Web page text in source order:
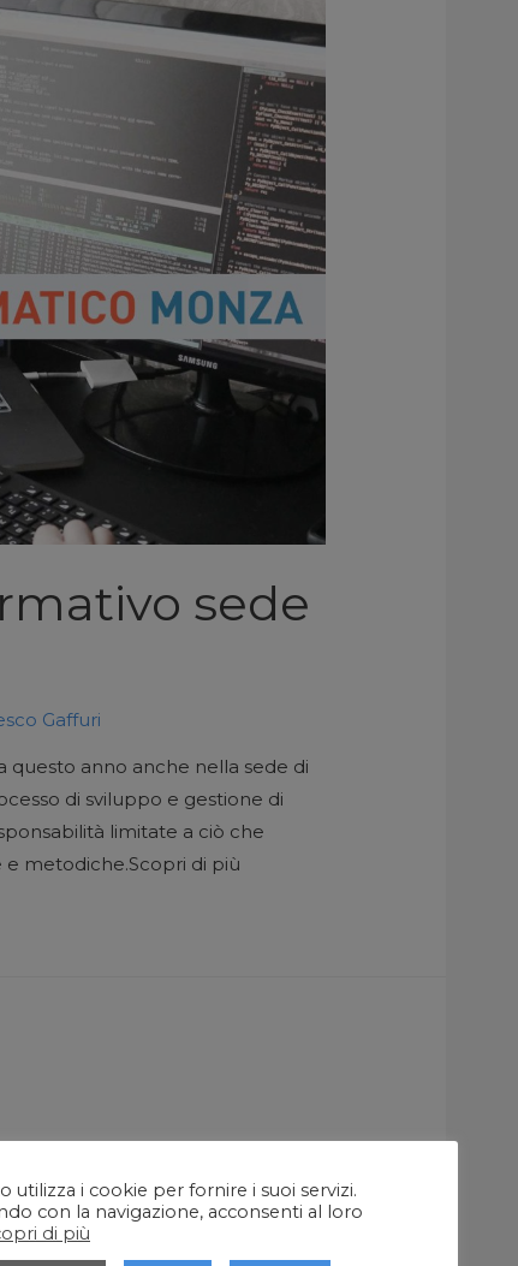
sede
Gaffuri
questo anno anche nella sede di
di sviluppo e gestione di
limitate a ciò che
metodiche.Scopri di più
utilizza i cookie per fornire i suoi servizi.
con la navigazione, acconsenti al loro
di più